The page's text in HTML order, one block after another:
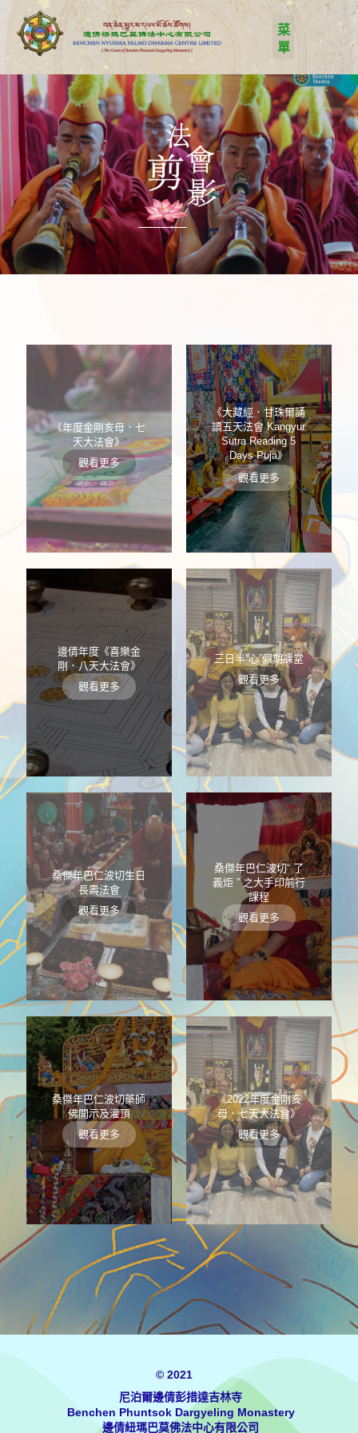
《年度金剛亥母．七
天大法會》
觀看更多
《大藏經．甘珠爾誦
讀五天法會 Kangyur
Sutra Reading 5
Days Puja》
觀看更多
邊倩年度《喜樂金
剛．八天大法會》
觀看更多
三日半“心”假期課堂
觀看更多
桑傑年巴仁波切生日
長壽法會
觀看更多
桑傑年巴仁波切“ 了
義炬 ” 之大手印前行
課程
觀看更多
桑傑年巴仁波切藥師
佛開示及灌頂
觀看更多
《2022年度金剛亥
母．七天大法會》
觀看更多
© 2021
尼泊爾邊倩彭措達吉林寺
Benchen Phuntsok Dargyeling Monastery
邊倩紐瑪巴莫佛法中心有限公司